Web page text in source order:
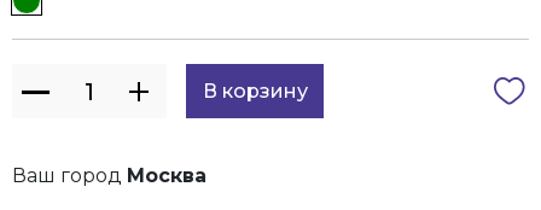
Ваш город Москва